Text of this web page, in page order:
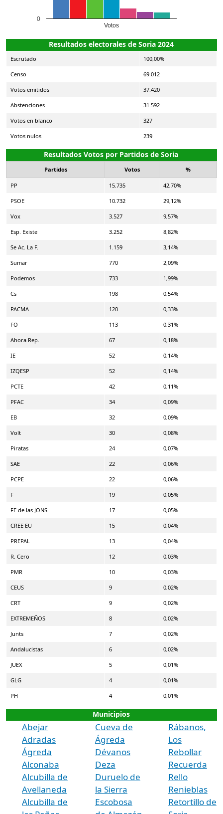
Votos
0
Resultados electorales de Soria 2024
Escrutado 100,00%
Censo 69.012
Votos emitidos 37.420
Abstenciones 31.592
Votos en blanco 327
Votos nulos 239
Resultados Votos por Partidos de Soria
Partidos Votos %
PP 15.735 42,70%
PSOE 10.732 29,12%
Vox 3.527 9,57%
Esp. Existe 3.252 8,82%
Se Ac. La F. 1.159 3,14%
Sumar 770 2,09%
Podemos 733 1,99%
Cs 198 0,54%
PACMA 120 0,33%
FO 113 0,31%
Ahora Rep. 67 0,18%
IE 52 0,14%
IZQESP 52 0,14%
PCTE 42 0,11%
PFAC 34 0,09%
EB 32 0,09%
Volt 30 0,08%
Piratas 24 0,07%
SAE 22 0,06%
PCPE 22 0,06%
F 19 0,05%
FE de las JONS 17 0,05%
CREE EU 15 0,04%
PREPAL 13 0,04%
R. Cero 12 0,03%
PMR 10 0,03%
CEUS 9 0,02%
CRT 9 0,02%
EXTREMEÑOS 8 0,02%
Junts 7 0,02%
Andalucistas 6 0,02%
JUEX 5 0,01%
GLG 4 0,01%
PH 4 0,01%
Municipios
Abejar
Adradas
Ágreda
Alconaba
Alcubilla de
Avellaneda
Alcubilla de
Cueva de
Ágreda
Dévanos
Deza
Duruelo de
la Sierra
Escobosa
Rábanos,
Los
Rebollar
Recuerda
Rello
Renieblas
Retortillo de